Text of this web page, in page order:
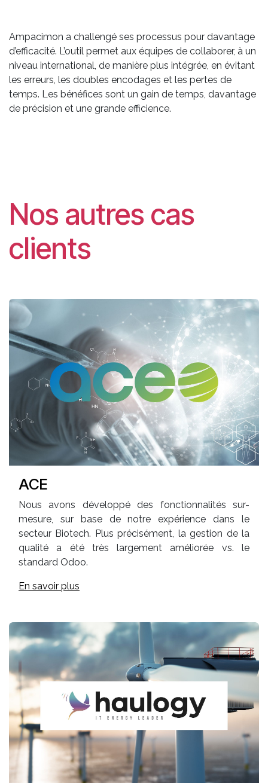
Ampacimon a challengé ses processus pour davantage
d’efficacité. L’outil permet aux équipes de collaborer, à un
niveau international, de manière plus intégrée, en évitant
les erreurs, les doubles encodages et les pertes de
temps. Les bénéfices sont un gain de temps, davantage
de précision et une grande efficience.
Nos autres cas
clients
ACE
Nous avons développé des fonctionnalités sur-
mesure, sur base de notre expérience dans le
secteur Biotech. Plus précisément, la gestion de la
qualité a été très largement améliorée vs. le
standard Odoo.
En savoir plus